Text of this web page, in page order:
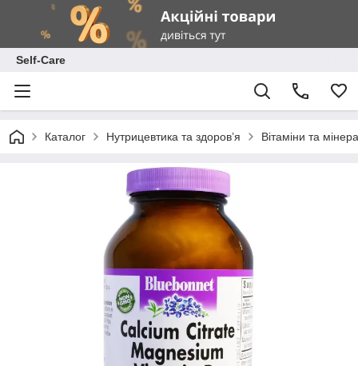
Self-Care
Каталог Нутрицевтика та здоров’я Вітаміни та